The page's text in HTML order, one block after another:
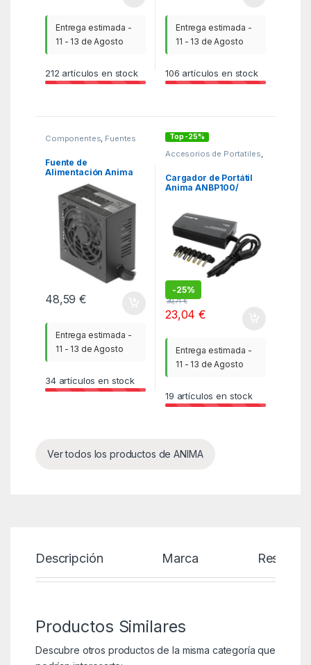
Entrega estimada -
11 - 13 de Agosto
212 artículos en stock
Entrega estimada -
11 - 13 de Agosto
106 artículos en stock
Componentes Fuentes
de alimentacion
Fuente de
Alimentación Anima
APSIII850/ 850W/
Ventilador 12cm
48,59€
Entrega estimada -
11 - 13 de Agosto
34artículos en stock
Top -25%
Accesorios de Portatiles
Cargador de Portátil
Anima ANBP100/
12-24V
-25%
30,71€
23,04€
Entrega estimada -
11 - 13 de Agosto
19 artículos en stock
Ver todos los productos de ANIMA
Descripción Marca Reseñas
Productos Similares
Descubre otros productos de la misma categoría que